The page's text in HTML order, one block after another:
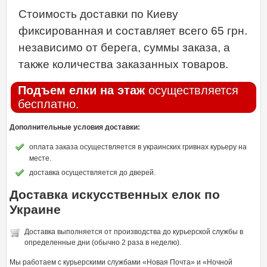
Стоимость доставки по Киеву
фиксированная и составляет всего 65 грн.
независимо от берега, суммы заказа, а
также количества заказанных товаров.
Подъем елки на этаж осуществляется
бесплатно.
Дополнительные условия доставки:
оплата заказа осуществляется в украинских гривнах курьеру на
месте.
доставка осуществляется до дверей.
Доставка искусственных елок по
Украине
Доставка выполняется от производства до курьерской службы в
определенные дни (обычно 2 раза в неделю).
Мы работаем с курьерскими службами «Новая Почта» и «Ночной